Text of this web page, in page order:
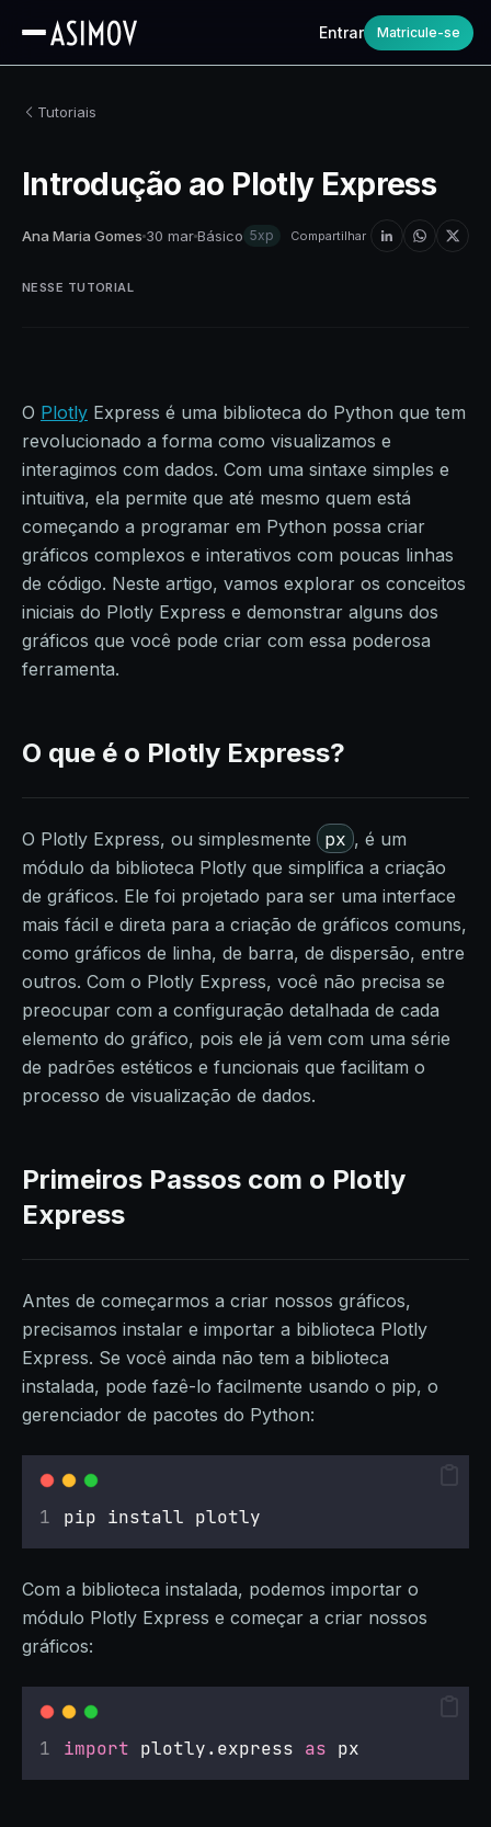
Entrar Matricule-se
Tutoriais
Introdução ao Plotly Express
Ana Maria Gomes 30 marBásico 5xp Compartilhar
O Plotly Express é uma biblioteca do Python que tem
revolucionado a forma como visualizamos e
interagimos com dados. Com uma sintaxe simples e
intuitiva, ela permite que até mesmo quem está
começando a programar em Python possa criar
gráficos complexos e interativos com poucas linhas
de código. Neste artigo, vamos explorar os conceitos
iniciais do Plotly Express e demonstrar alguns dos
gráficos que você pode criar com essa poderosa
ferramenta.
O que é o Plotly Express?
O Plotly Express, ou simplesmente px , é um
módulo da biblioteca Plotly que simplifica a criação
de gráficos. Ele foi projetado para ser uma interface
mais fácil e direta para a criação de gráficos comuns,
como gráficos de linha, de barra, de dispersão, entre
outros. Com o Plotly Express, você não precisa se
preocupar com a configuração detalhada de cada
elemento do gráfico, pois ele já vem com uma série
de padrões estéticos e funcionais que facilitam o
processo de visualização de dados.
Primeiros Passos com o Plotly
Express
Antes de começarmos a criar nossos gráficos,
precisamos instalar e importar a biblioteca Plotly
Express. Se você ainda não tem a biblioteca
instalada, pode fazê-lo facilmente usando o pip, o
gerenciador de pacotes do Python:
pip install plotly
Com a biblioteca instalada, podemos importar o
módulo Plotly Express e começar a criar nossos
gráficos:
import plotly.express as px
NESSE TUTORIAL